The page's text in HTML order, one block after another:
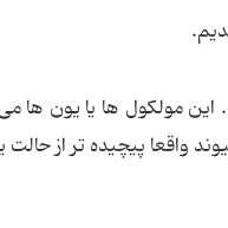
مولکول ها یا یون ها می
واقعا پیچیده تر از حالت